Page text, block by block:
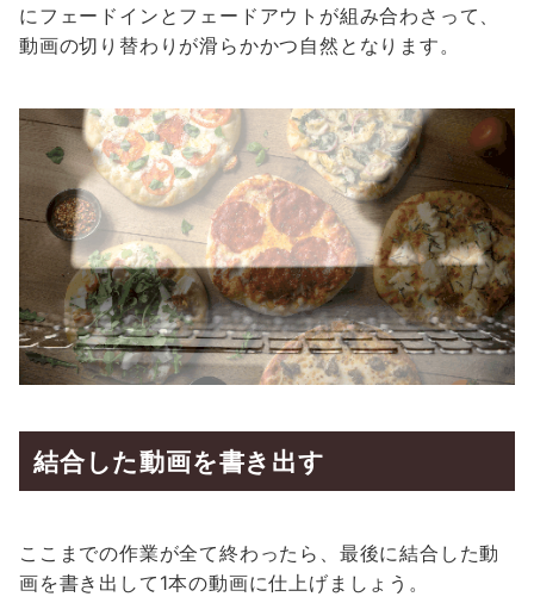
にフェードインとフェードアウトが組み合わさって、
動画の切り替わりが滑らかかつ自然となります。
結合した動画を書き出す
ここまでの作業が全て終わったら、最後に結合した動
画を書き出して1本の動画に仕上げましょう。